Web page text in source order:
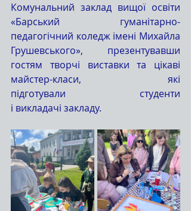
Комунальний заклад вищої освіти
«Барський гуманітарно-
педагогічний коледж імені Михайла
Грушевського», презентувавши
гостям творчі виставки та цікаві
майстер-класи, які
підготували студенти
і викладачі закладу.